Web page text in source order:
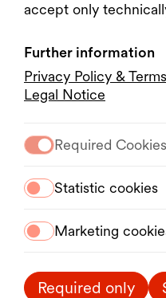
accept only
Further information
Privacy Policy &
Legal Notice
Required Cookies
Statistic cookies
Marketing
Required only